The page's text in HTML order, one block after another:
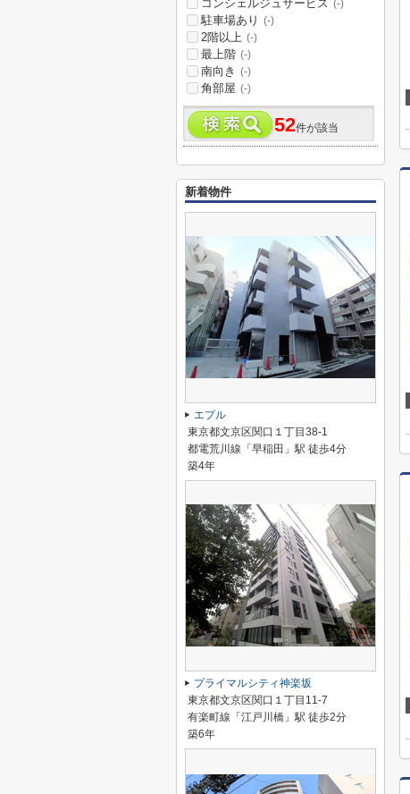
コンシェルジュサービス (-)
駐車場あり (-)
2階以上 (-)
最上階 (-)
南向き (-)
角部屋 (-)
52件が該当
新着物件
エプル
東京都文京区関口１丁目38-1
都電荒川線「早稲田」駅 徒歩4分
築4年
プライマルシティ神楽坂
東京都文京区関口１丁目11-7
有楽町線「江戸川橋」駅 徒歩2分
築6年